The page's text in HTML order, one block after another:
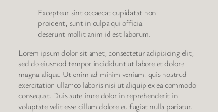
Excepteur sint occaecat cupidatat non
proident, sunt in culpa qui officia
deserunt mollit anim id est laborum.
Lorem ipsum dolor sit amet, consectetur adipisicing elit,
sed do eiusmod tempor incididunt ut labore et dolore
magna aliqua. Ut enim ad minim veniam, quis nostrud
exercitation ullamco laboris nisi ut aliquip ex ea commodo
consequat. Duis aute irure dolor in reprehenderit in
voluptate velit esse cillum dolore eu fugiat nulla pariatur.